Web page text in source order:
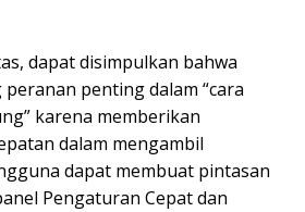
dapat disimpulkan bahwa
penting dalam “cara
karena memberikan
dalam mengambil
dapat membuat pintasan
Pengaturan Cepat dan